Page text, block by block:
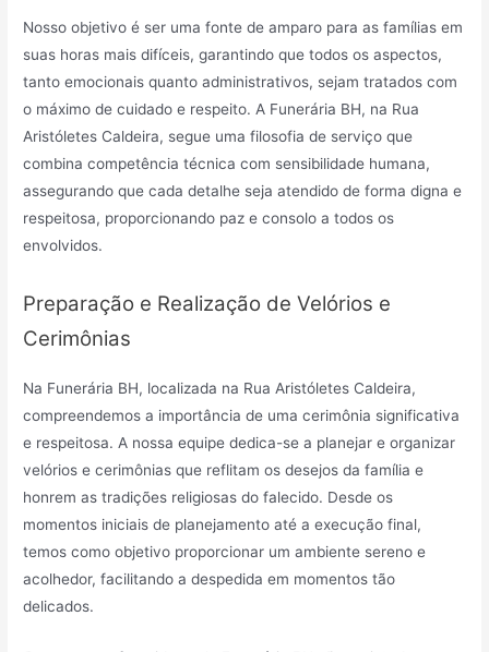
Nosso objetivo é ser uma fonte de amparo para as famílias em
suas horas mais difíceis, garantindo que todos os aspectos,
tanto emocionais quanto administrativos, sejam tratados com
o máximo de cuidado e respeito. A Funerária BH, na Rua
Aristóletes Caldeira, segue uma filosofia de serviço que
combina competência técnica com sensibilidade humana,
assegurando que cada detalhe seja atendido de forma digna e
respeitosa, proporcionando paz e consolo a todos os
envolvidos.
Preparação e Realização de Velórios e
Cerimônias
Na Funerária BH, localizada na Rua Aristóletes Caldeira,
compreendemos a importância de uma cerimônia significativa
e respeitosa. A nossa equipe dedica-se a planejar e organizar
velórios e cerimônias que reflitam os desejos da família e
honrem as tradições religiosas do falecido. Desde os
momentos iniciais de planejamento até a execução final,
temos como objetivo proporcionar um ambiente sereno e
acolhedor, facilitando a despedida em momentos tão
delicados.